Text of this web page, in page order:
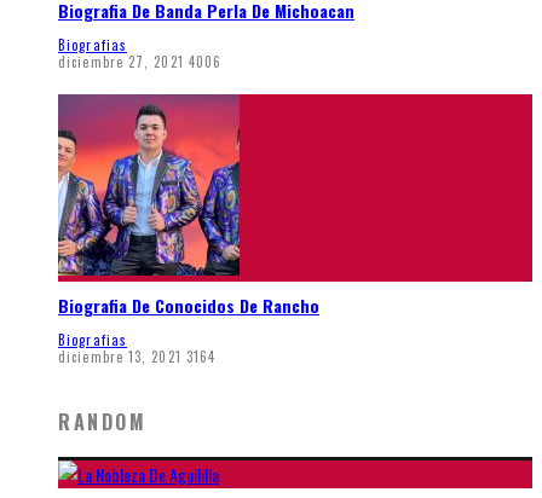
Biografia De Banda Perla De Michoacan
Biografias
diciembre 27, 2021 4006
Biografia De Conocidos De Rancho
Biografias
diciembre 13, 2021 3164
RANDOM